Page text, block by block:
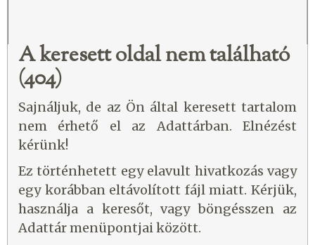
A keresett oldal nem található
(404)
Sajnáljuk, de az Ön által keresett tartalom
nem érhető el az Adattárban. Elnézést
kérünk!
Ez történhetett egy elavult hivatkozás vagy
egy korábban eltávolított fájl miatt. Kérjük,
használja a keresőt, vagy böngésszen az
Adattár menüpontjai között.